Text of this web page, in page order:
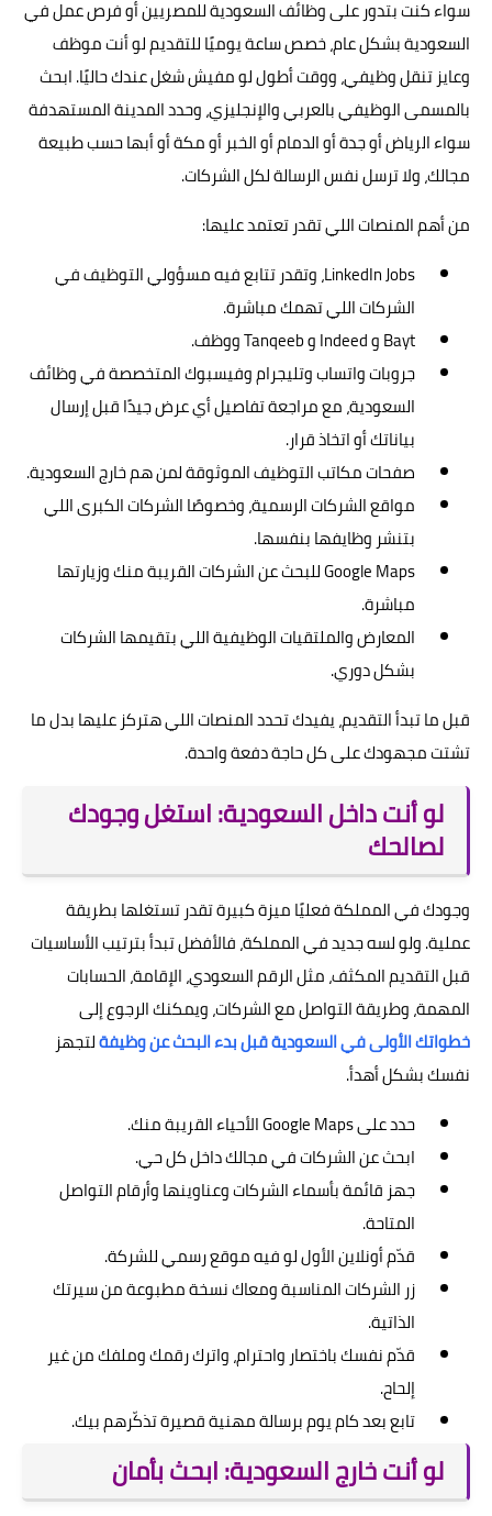
سواء كنت بتدور على وظائف السعودية للمصريين أو فرص عمل في
السعودية بشكل عام، خصص ساعة يوميًا للتقديم لو أنت موظف
وعايز تنقل وظيفي، ووقت أطول لو مفيش شغل عندك حاليًا. ابحث
بالمسمى الوظيفي بالعربي والإنجليزي، وحدد المدينة المستهدفة
سواء الرياض أو جدة أو الدمام أو الخبر أو مكة أو أبها حسب طبيعة
مجالك، ولا ترسل نفس الرسالة لكل الشركات.
من أهم المنصات اللي تقدر تعتمد عليها:
LinkedIn Jobs، وتقدر تتابع فيه مسؤولي التوظيف في
الشركات اللي تهمك مباشرة.
Bayt و Indeed و Tanqeeb ووظف.
جروبات واتساب وتليجرام وفيسبوك المتخصصة في وظائف
السعودية، مع مراجعة تفاصيل أي عرض جيدًا قبل إرسال
بياناتك أو اتخاذ قرار.
صفحات مكاتب التوظيف الموثوقة لمن هم خارج السعودية.
مواقع الشركات الرسمية، وخصوصًا الشركات الكبرى اللي
بتنشر وظايفها بنفسها.
Google Maps للبحث عن الشركات القريبة منك وزيارتها
مباشرة.
المعارض والملتقيات الوظيفية اللي بتقيمها الشركات
بشكل دوري.
قبل ما تبدأ التقديم، يفيدك تحدد المنصات اللي هتركز عليها بدل ما
تشتت مجهودك على كل حاجة دفعة واحدة.
لو أنت داخل السعودية: استغل وجودك
لصالحك
وجودك في المملكة فعليًا ميزة كبيرة تقدر تستغلها بطريقة
عملية. ولو لسه جديد في المملكة، فالأفضل تبدأ بترتيب الأساسيات
قبل التقديم المكثف، مثل الرقم السعودي، الإقامة، الحسابات
المهمة، وطريقة التواصل مع الشركات، ويمكنك الرجوع إلى
خطواتك الأولى في السعودية قبل بدء البحث عن وظيفةلتجهز
نفسك بشكل أهدأ.
حدد على Google Maps الأحياء القريبة منك.
ابحث عن الشركات في مجالك داخل كل حي.
جهز قائمة بأسماء الشركات وعناوينها وأرقام التواصل
المتاحة.
قدّم أونلاين الأول لو فيه موقع رسمي للشركة.
زر الشركات المناسبة ومعاك نسخة مطبوعة من سيرتك
الذاتية.
قدّم نفسك باختصار واحترام، واترك رقمك وملفك من غير
إلحاح.
تابع بعد كام يوم برسالة مهنية قصيرة تذكّرهم بيك.
لو أنت خارج السعودية: ابحث بأمان